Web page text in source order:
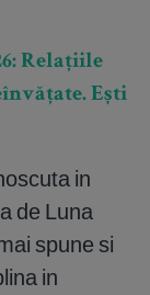
Relațiile
Ești
in
de Luna
spune si
in